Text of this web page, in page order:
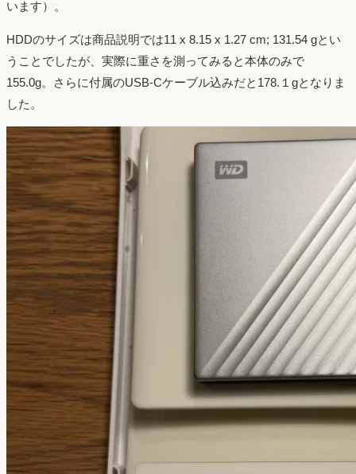
います）。
HDDのサイズは商品説明では11 x 8.15 x 1.27 cm; 131.54 gとい
うことでしたが、実際に重さを測ってみると本体のみで
155.0g。さらに付属のUSB-Cケーブル込みだと178.１gとなりま
した。